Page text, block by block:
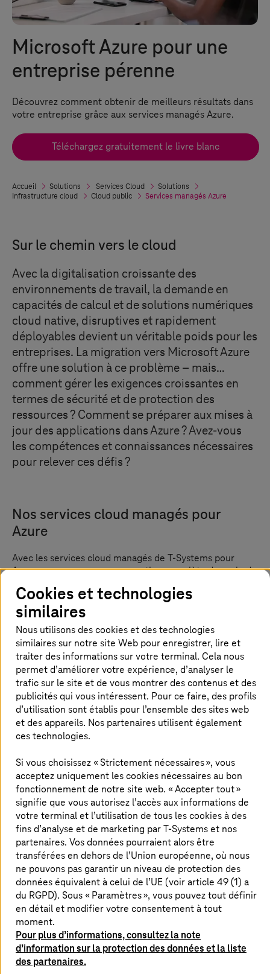
Microsoft Azure pour une
entreprise pérenne
Découvrez comment obtenir de meilleurs résultats dans
votre entreprise grâce aux services managés Azure.
Téléchargez gratuitement le livre blanc
Accueil Solutions Services Cloud
Solutions
Infrastructure cloud
Cloud public Services managés Azure
Sur le chemin vers le cloud
Avec la digitalisation croissante des
environnements de travail, la demande en
capacités de calcul et de solutions numériques
cloud native, disruptives et rapidement
déployables devient un véritable poids pour les
entreprises. La migration vers Microsoft Azure
offre une solution à ce problème – mais…
comment gérer les exigences croissantes en
termes de sécurité et de protection des
ressources ? Comment se préparer aux mises à
jour des applications dans Azure ? Avez-vous
les compétences et connaissances nécessaires
pour relever ces défis ?
Nos services cloud managés pour
Azure
Avec les services cloud managés de T-Systems pour
Azure, nous proposons une gestion complète du cycle de
Nous implémentons, mettons à jour et déployons des
applications en étroite collaboration avec nos clients. En
plus brefs délais de sorte à ce que vous n’ayez rien
d’autre à faire, et ce quelle que soit votre infrastructure
Azure. Les services managés pour Azure sont conçus sur
le modèle Microsoft de la landing zone évolutive à
l’échelle de l’entreprise. Le service s’appuie sur des
procédures et procédés éprouvés et comprend les
principaux éléments du Cloud Adoption Framework.
Il est composé de deux niveaux de service : le niveau «
mise à disposition du module sécurisé de landing zone
Azure, tandis que le niveau « Advanced » répond aux
besoins du client concernant l’application et
l’infrastructure Azure grâce à l’excellence opérationnelle
deT-Systems
. Nos services managés Azure permettent
aux clients de se concentrer sur leur cœur de métier
pendant que nous prenons en charge toutes les tâches
liées à la mise à disposition, à la gestion et à la sécurité
des ressources cloud.
Migration Cloud sans faille avec
Microsoft Azure
La migration Cloud est une étape importante, et
Microsoft Azure la rend fluide. Dans cette vidéo, vous
Cookies et technologies
similaires
Nous utilisons des cookies et des technologies
similaires sur notre site Web pour enregistrer, lire et
traiter des informations sur votre terminal. Cela nous
permet d’améliorer votre expérience, d’analyser le
trafic sur le site et de vous montrer des contenus et des
publicités qui vous intéressent. Pour ce faire, des profils
d’utilisation sont établis pour l’ensemble des sites web
et des appareils. Nos partenaires utilisent également
ces technologies.
Si vous choisissez « Strictement nécessaires », vous
acceptez uniquement les cookies nécessaires au bon
fonctionnement de notre site web. « Accepter tout »
signifie que vous autorisez l’accès aux informations de
votre terminal et l’utilisation de tous les cookies à des
fins d’analyse et de marketing parT-Systemset nos
partenaires. Vos données pourraient alors être
transférées en dehors de l’Union européenne, où nous
ne pouvons pas garantir un niveau de protection des
données équivalent à celui de l’UE (voir article 49 (1) a
du RGPD). Sous « Paramètres », vous pouvez tout définir
en détail et modifier votre consentement à tout
moment.
Pour plus d’informations, consultez la note
d’information sur la protection des données et la liste
des partenaires.